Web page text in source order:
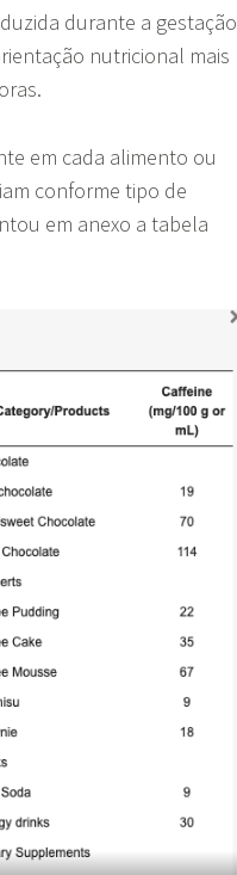
durante a
nutricional mais
em cada alimento ou
conforme tipo de
em anexo a tabela